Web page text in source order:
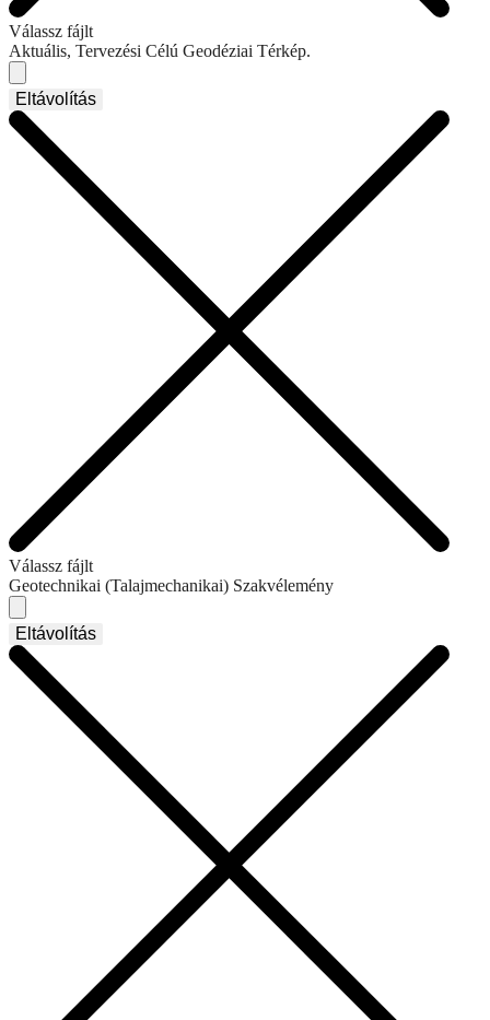
Válassz fájlt
Aktuális, Tervezési Célú Geodéziai Térkép.
Eltávolítás
Válassz fájlt
Geotechnikai (Talajmechanikai) Szakvélemény
Eltávolítás